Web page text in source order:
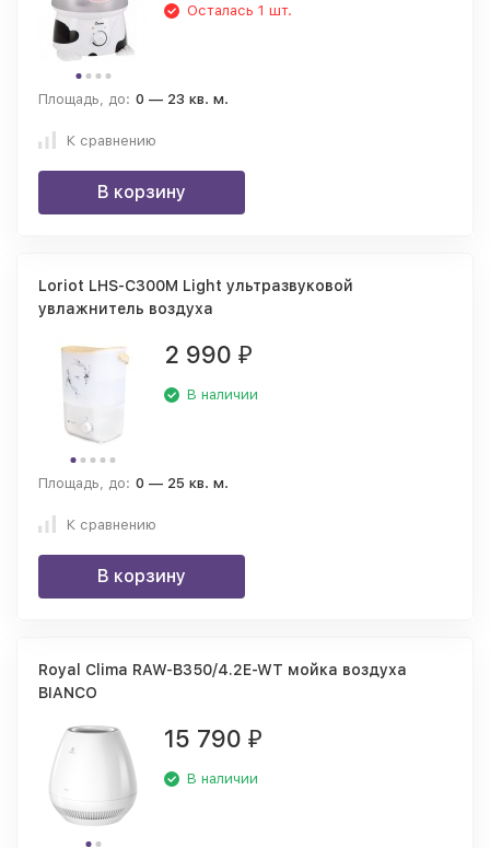
Осталась 1 шт.
Площадь, до: 0 — 23 кв. м.
К сравнению
В корзину
Loriot LHS-C300M Light ультразвуковой
увлажнитель воздуха
2 990 ₽
В наличии
Площадь, до: 0 — 25 кв. м.
К сравнению
В корзину
Royal Clima RAW-B350/4.2E-WT мойка воздуха
BIANCO
15 790 ₽
В наличии